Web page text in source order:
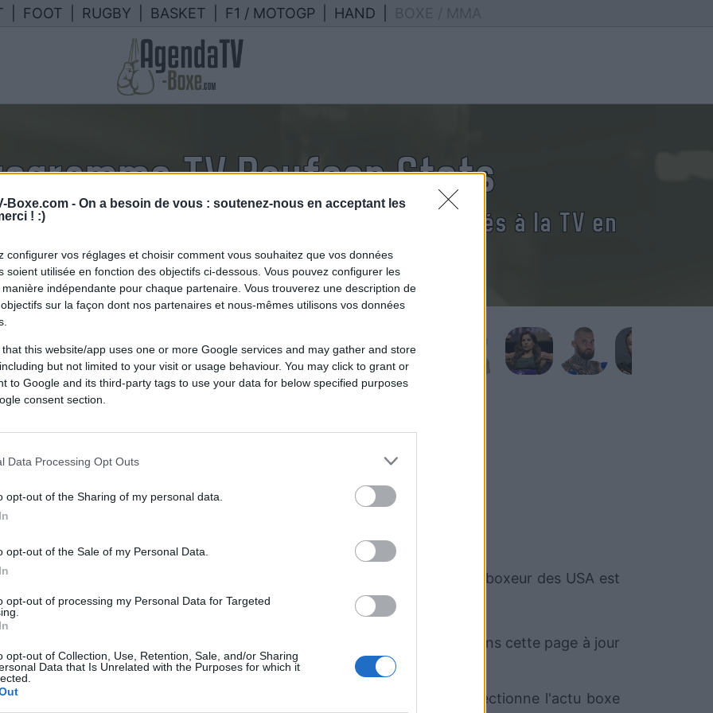
Boxe.com - On a besoin de vous : soutenez-nous en acceptant les
! :)
configurer vos réglages et choisir comment vous souhaitez que vos données
soient utilisée en fonction des objectifs ci-dessous. Vous pouvez configurer les
indépendante pour chaque partenaire. Vous trouverez une description de
sur la façon dont nos partenaires et nous-mêmes utilisons vos données
that this website/app uses one or more Google services and may gather and store
but not limited to your visit or usage behaviour. You may click to grant or
to Google and its third-party tags to use your data for below specified purposes
consent section.
Data Processing Opt Outs
opt-out of the Sharing of my personal data.
opt-out of the Sale of my Personal Data.
opt-out of processing my Personal Data for Targeted
opt-out of Collection, Use, Retention, Sale, and/or Sharing
Data that Is Unrelated with the Purposes for which it
FOOT RUGBY BASKET F1 / MOTOGP HAND
TV Raufeon Stots
des combats de Raufeon Stots diffusés à la TV en
France
combats diffusés à la télévision en France de
. Ce boxeur des USA est
annoncées à la télévision pour le moment. Nous mettrons cette page à jour
pas à vous rendre chez notre partenaire RezoSport.com qui sélectionne l'actu boxe